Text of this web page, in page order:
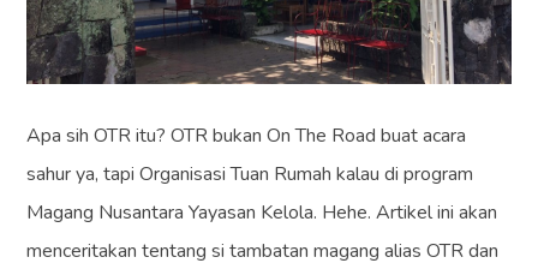
Apa sih OTR itu? OTR bukan On The Road buat acara
sahur ya, tapi Organisasi Tuan Rumah kalau di program
Magang Nusantara Yayasan Kelola. Hehe. Artikel ini akan
menceritakan tentang si tambatan magang alias OTR dan